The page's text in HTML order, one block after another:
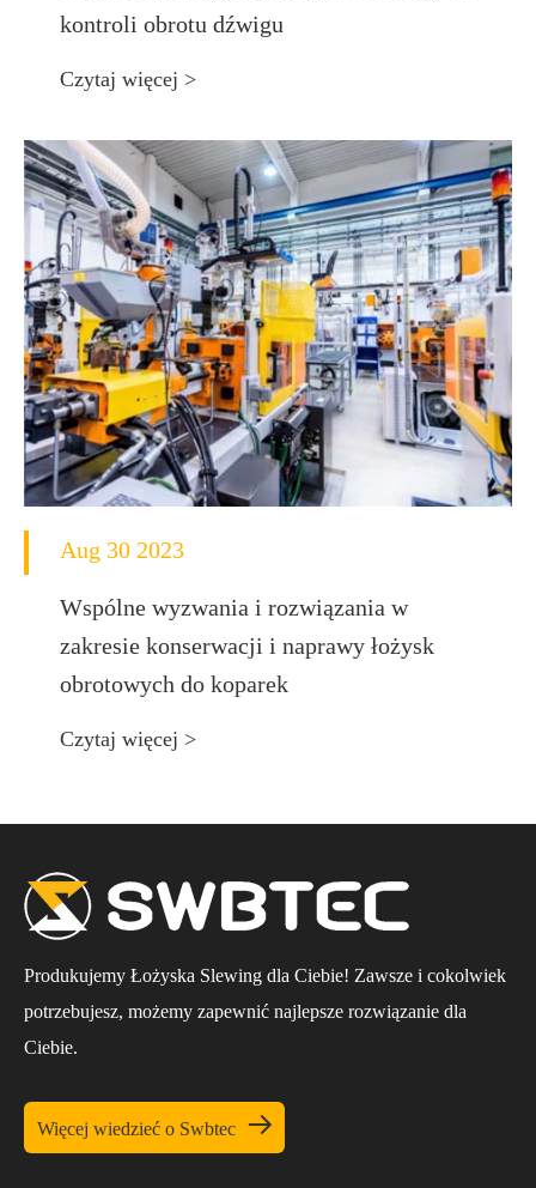
kontroli obrotu dźwigu
Czytaj więcej >
Aug 30 2023
Wspólne wyzwania i rozwiązania w
zakresie konserwacji i naprawy łożysk
obrotowych do koparek
Czytaj więcej >
Produkujemy Łożyska Slewing dla Ciebie! Zawsze i cokolwiek
potrzebujesz, możemy zapewnić najlepsze rozwiązanie dla
Ciebie.
Więcej wiedzieć o Swbtec 